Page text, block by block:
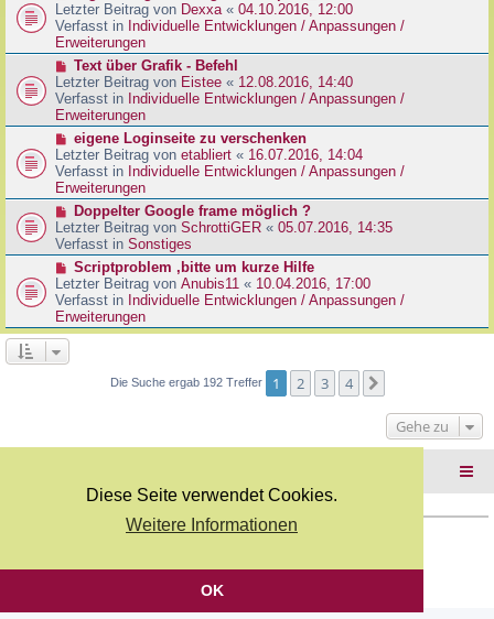
Diese Seite verwendet Cookies.
Weitere Informationen
OK
r
a
g
e
i
t
a
g
e
u
e
r
B
e
i
t
a
g
Letzter Beitrag von Dexxa« 04.10.2016, 12:00
Verfasst in Individuelle Entwicklungen / Anpassungen /
Erweiterungen
N
e
u
e
r
B
e
i
t
a
g
Text über Grafik - Befehl
Letzter Beitrag von Eistee « 12.08.2016, 14:40
Verfasst in Individuelle Entwicklungen / Anpassungen /
Erweiterungen
N
e
u
e
r
B
e
i
r
a
g
eigene Loginseite zu verschenken
Letzter Beitrag von etabliert « 16.07.2016, 14:04
Verfasst in Individuelle Entwicklungen / Anpassungen /
Erweiterungen
N
e
u
e
r
B
e
i
t
r
Doppelter Google frame möglich ?
Letzter Beitrag von SchrottiGER « 05.07.2016, 14:35
Verfasst in Sonstiges
N
e
u
e
r
e
g
Scriptproblem ,bitte um kurze Hilfe
Letzter Beitrag von Anubis11 « 10.04.2016, 17:00
Verfasst in Individuelle Entwicklungen / Anpassungen /
Erweiterungen
Die Suche ergab 192 Treffer 1 2 3 4
Gehe zu
Deutsche Übersetzung durchphpBB.de